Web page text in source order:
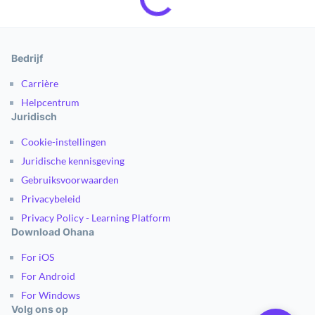
Bedrijf
Carrière
Helpcentrum
Juridisch
Cookie-instellingen
Juridische kennisgeving
Gebruiksvoorwaarden
Privacybeleid
Privacy Policy - Learning Platform
Download Ohana
For iOS
For Android
For Windows
Volg ons op